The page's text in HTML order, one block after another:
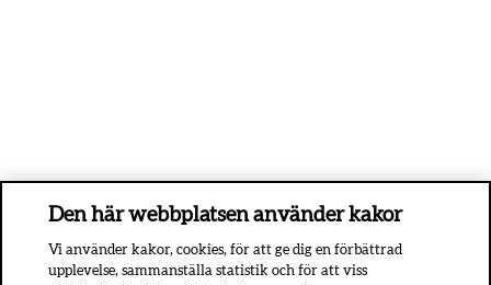
Den här webbplatsen använder kakor
Vi använder kakor, cookies, för att ge dig en förbättrad
upplevelse, sammanställa statistik och för att viss